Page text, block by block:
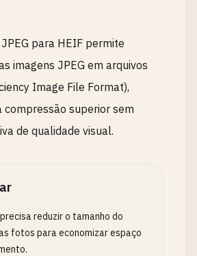
para HEIF permite
imagens JPEG em arquivos
Image File Format),
compressão superior sem
de qualidade visual.
reduzir o tamanho do
fotos para economizar espaço